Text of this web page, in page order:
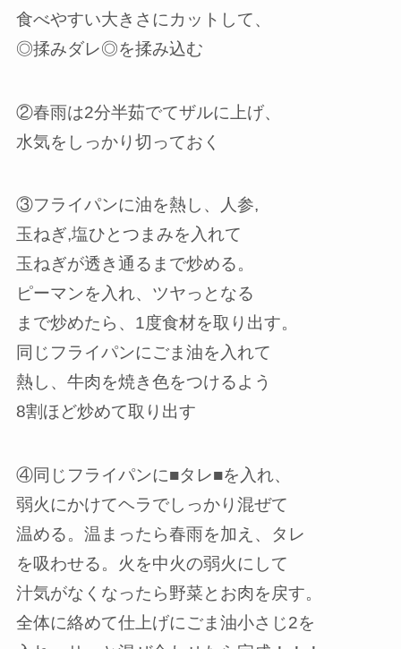
食べやすい大きさにカットして、
◎揉みダレ◎を揉み込む
②春雨は2分半茹でてザルに上げ、
水気をしっかり切っておく
③フライパンに油を熱し、人参,
玉ねぎ,塩ひとつまみを入れて
玉ねぎが透き通るまで炒める。
ピーマンを入れ、ツヤっとなる
まで炒めたら、1度食材を取り出す。
同じフライパンにごま油を入れて
熱し、牛肉を焼き色をつけるよう
8割ほど炒めて取り出す
④同じフライパンに■タレ■を入れ、
弱火にかけてヘラでしっかり混ぜて
温める。温まったら春雨を加え、タレ
を吸わせる。火を中火の弱火にして
汁気がなくなったら野菜とお肉を戻す。
全体に絡めて仕上げにごま油小さじ2を